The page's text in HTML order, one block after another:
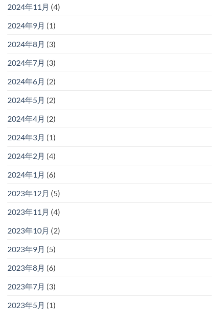
2024年11月 (4)
2024年9月 (1)
2024年8月 (3)
2024年7月 (3)
2024年6月 (2)
2024年5月 (2)
2024年4月 (2)
2024年3月 (1)
2024年2月 (4)
2024年1月 (6)
2023年12月 (5)
2023年11月 (4)
2023年10月 (2)
2023年9月 (5)
2023年8月 (6)
2023年7月 (3)
2023年5月 (1)